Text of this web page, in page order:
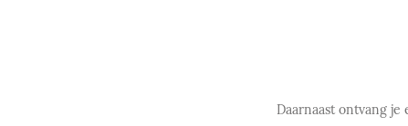
Daarnaast ontvang